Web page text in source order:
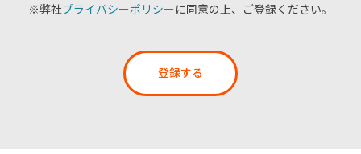
※弊社プライバシーポリシーに同意の上、ご登録ください。
登録する